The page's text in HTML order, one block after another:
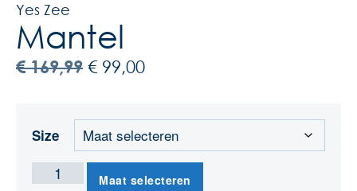
Yes Zee
Mantel
€169,99 € 99,00
Size
Maat selecteren